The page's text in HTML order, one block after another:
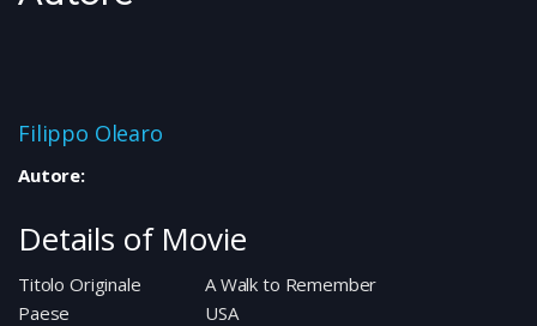
Filippo Olearo
Autore:
Details of Movie
Titolo Originale
A Walk to Remember
Paese
USA